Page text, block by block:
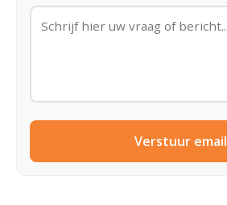
Verstuur email